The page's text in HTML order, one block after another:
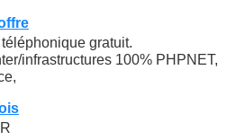
gratuit.
infrastructures 100% PHPNET,